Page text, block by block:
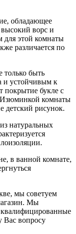
обладающее
ворс и
для этой комнаты
различается по
только быть
и устойчивым к
покрытие букле с
Изюминкой комнаты
детский рисунок.
натуральных
в ванной комнате,
мы советуем
Мы
квалифицированные
Вас вопросу